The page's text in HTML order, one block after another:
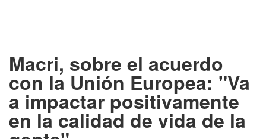
Macri, sobre el acuerdo
con la Unión Europea: "Va
a impactar positivamente
en la calidad de vida de la